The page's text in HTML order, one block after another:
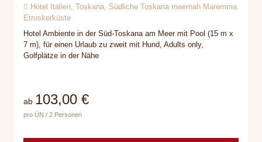
Hotel Italien, Toskana, Südliche Toskana meernah Maremma
Etruskerküste
Hotel Ambiente in der Süd-Toskana am Meer mit Pool (15 m x
7 m), für einen Urlaub zu zweit mit Hund, Adults only,
Golfplätze in der Nähe
ab 103,00 €
pro ÜN / 2 Personen